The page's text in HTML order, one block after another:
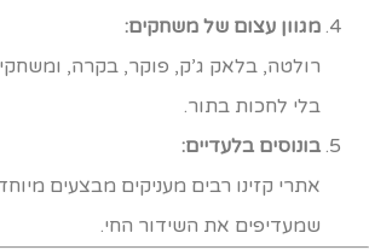
מגוון עצום של משחקים:
רולטה, בלאק ג’ק, פוקר, בקרה, ומשחקי
בלי לחכות בתור.
בונוסים בלעדיים:
אתרי קזינו רבים מעניקים מבצעים
שמעדיפים את השידור החי.